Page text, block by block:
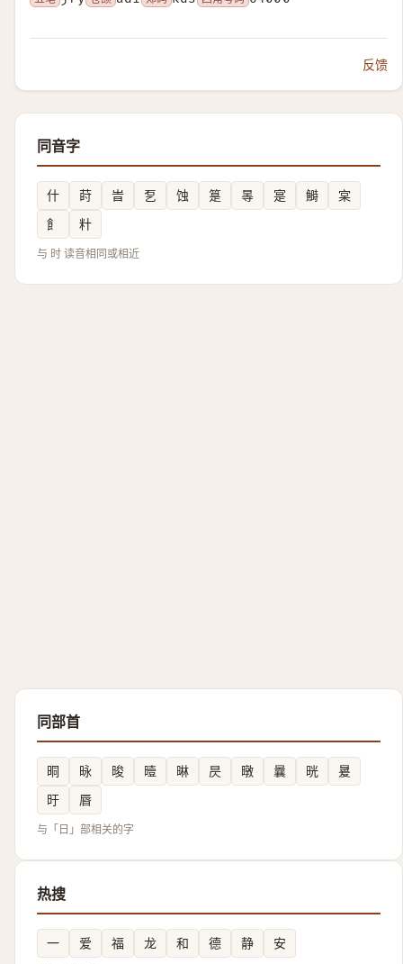
反馈
同音字
什 莳 旹 乭 蚀 䈕 㫭 寔 鰣
宲
飠
籵
与 时 读音相同或相近
同部首
晍 昹 晙 曀 晽 昃 暾 曩 晄
㬊
旴
㫳
与「日」部相关的字
热搜
一 爱 福 龙 和 德 静 安